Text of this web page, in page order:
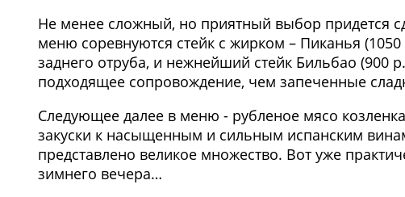
Не менее сложный, но приятный выбор придется
меню соревнуются стейк с жирком – Пиканья
заднего отруба, и нежнейший стейк Бильбао (900
подходящее сопровождение, чем запеченные
Следующее далее в меню - рубленое мясо
закуски к насыщенным и сильным испанским
представлено великое множество. Вот уже
зимнего вечера…